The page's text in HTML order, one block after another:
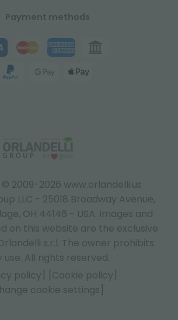
2009-2026 www.orlandelli.us
LLC - 25018 Broadway Avenue,
OH 44146 - USA. Images and
on this website are the exclusive
s.r.l. The owner prohibits
use. All rights reserved.
policy]
[Cookie policy]
cookie settings]
Payment methods